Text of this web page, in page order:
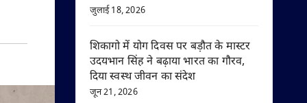
जुलाई 18, 2026
शिकागो में योग दिवस पर बड़ौत के मास्टर
उदयभान सिंह ने बढ़ाया भारत का गौरव,
दिया स्वस्थ जीवन का संदेश
जून 21, 2026